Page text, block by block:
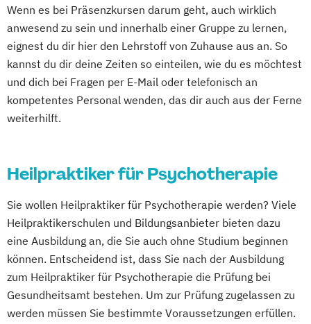
Wenn es bei Präsenzkursen darum geht, auch wirklich
anwesend zu sein und innerhalb einer Gruppe zu lernen,
eignest du dir hier den Lehrstoff von Zuhause aus an. So
kannst du dir deine Zeiten so einteilen, wie du es möchtest
und dich bei Fragen per E-Mail oder telefonisch an
kompetentes Personal wenden, das dir auch aus der Ferne
weiterhilft.
Heilpraktiker für Psychotherapie
Sie wollen Heilpraktiker für Psychotherapie werden? Viele
Heilpraktikerschulen und Bildungsanbieter bieten dazu
eine Ausbildung an, die Sie auch ohne Studium beginnen
können. Entscheidend ist, dass Sie nach der Ausbildung
zum Heilpraktiker für Psychotherapie die Prüfung bei
Gesundheitsamt bestehen. Um zur Prüfung zugelassen zu
werden müssen Sie bestimmte Voraussetzungen erfüllen.